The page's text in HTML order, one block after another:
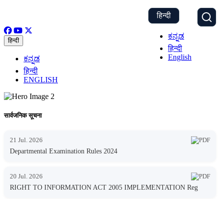
हिन्दी
ಕನ್ನಡ
हिन्दी
English
हिन्दी
ಕನ್ನಡ
हिन्दी
ENGLISH
सार्वजनिक सूचना
21 Jul. 2026
Departmental Examination Rules 2024
20 Jul. 2026
RIGHT TO INFORMATION ACT 2005 IMPLEMENTATION Reg